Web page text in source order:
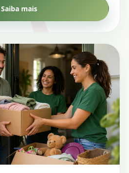
Saiba mais